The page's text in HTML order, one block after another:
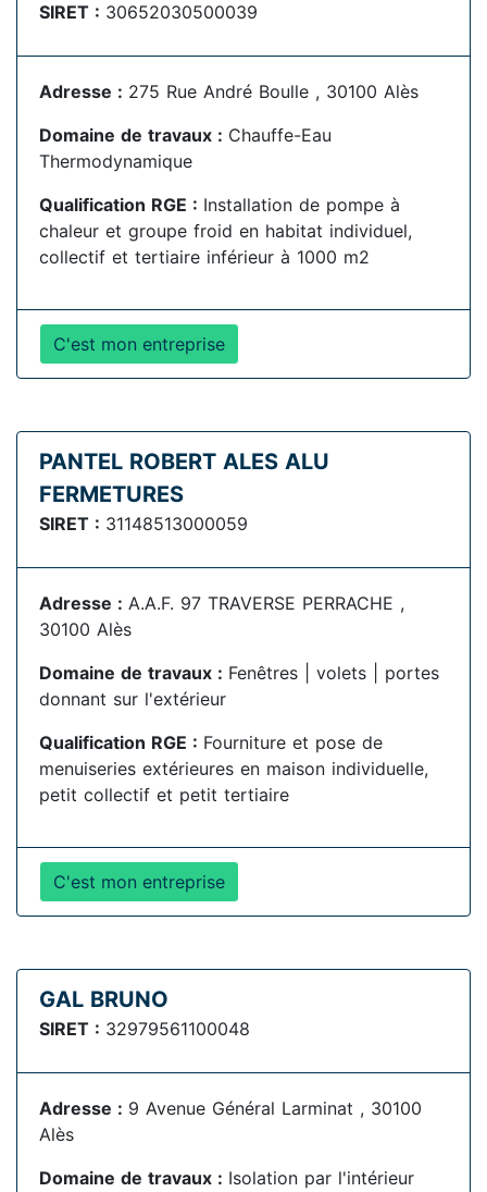
SIRET : 30652030500039
Adresse : 275 Rue André Boulle , 30100 Alès
Domaine de travaux : Chauffe-Eau
Thermodynamique
Qualification RGE : Installation de pompe à
chaleur et groupe froid en habitat individuel,
collectif et tertiaire inférieur à 1000 m2
C'est mon entreprise
PANTEL ROBERT ALES ALU
FERMETURES
SIRET : 31148513000059
Adresse : A.A.F. 97 TRAVERSE PERRACHE ,
30100 Alès
Domaine de travaux : Fenêtres | volets | portes
donnant sur l'extérieur
Qualification RGE : Fourniture et pose de
menuiseries extérieures en maison individuelle,
petit collectif et petit tertiaire
C'est mon entreprise
GAL BRUNO
SIRET : 32979561100048
Adresse : 9 Avenue Général Larminat , 30100
Alès
Domaine de travaux : Isolation par l'intérieur